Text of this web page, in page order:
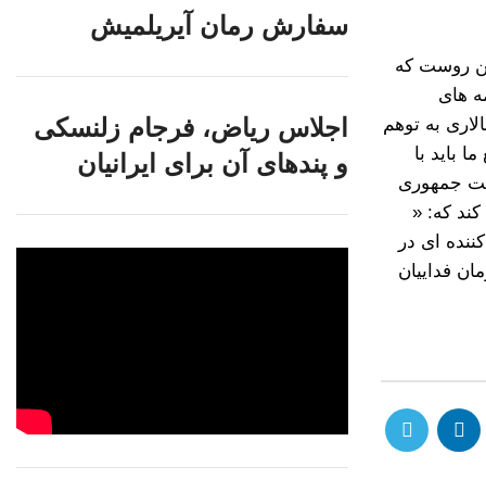
روست که
های
به توهم
باید با
جمهوری
که: «
ای در
فداییان
سفارش رمان آیریلمیش
اجلاس ریاض، فرجام زلنسکی
و پندهای آن برای ایرانیان